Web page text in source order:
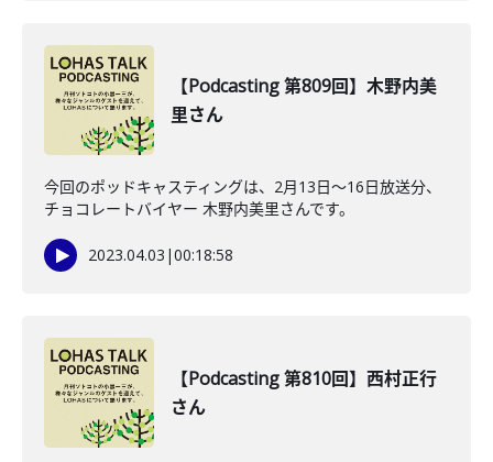
【Podcasting 第809回】木野内美
里さん
今回のポッドキャスティングは、2月13日〜16日放送分、
チョコレートバイヤー 木野内美里さんです。
2023.04.03 |00:18:58
【Podcasting 第810回】西村正行
さん